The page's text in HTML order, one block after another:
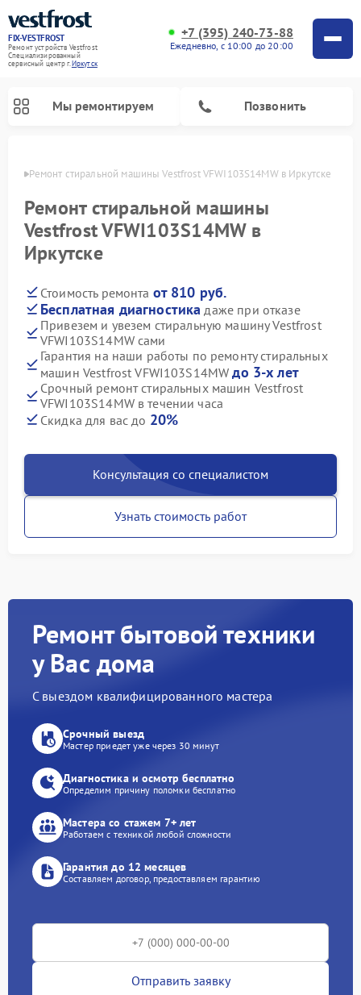
FIX-VESTFROST
Ремонт устройств Vestfrost
Специализированный
cервисный центр г.Иркутск
+7 (395) 240-73-88
Ежедневно, с 10:00 до 20:00
Мы ремонтируем Позвонить
Ремонт стиральной машины Vestfrost VFWI103S14MW в Иркутске
Ремонт стиральной машины
Vestfrost VFWI103S14MW в
Иркутске
Стоимость ремонта от 810 руб.
Бесплатная диагностика даже при отказе
Привезем и увезем стиральную машину Vestfrost
VFWI103S14MW сами
Гарантия на наши работы по ремонту стиральных
машин Vestfrost VFWI103S14MWдо 3-х лет
Срочный ремонт стиральных машин Vestfrost
VFWI103S14MW в течении часа
Скидка для вас до 20%
Консультация со специалистом
Узнать стоимость работ
Ремонт бытовой техники
у Вас дома
С выездом квалифицированного мастера
Срочный выезд
Мастер приедет уже через 30 минут
Диагностика и осмотр бесплатно
Определим причину поломки бесплатно
Мастера со стажем 7+ лет
Работаем с техникой любой сложности
Гарантия до 12 месяцев
Составляем договор, предоставляем гарантию
Отправить заявку